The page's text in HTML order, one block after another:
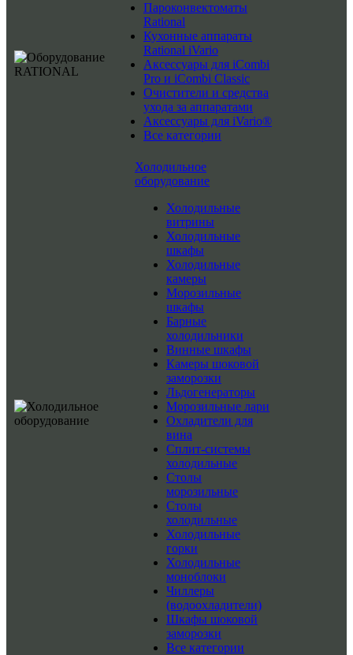
Пароконвектоматы
Rational
Кухонные аппараты
Rational iVario
Аксессуары для iCombi
Pro и iCombi Classic
Очистители и средства
ухода за аппаратами
Аксессуары для iVario®
Все категории
Холодильное
оборудование
Холодильные
витрины
Холодильные
шкафы
Холодильные
камеры
Морозильные
шкафы
Барные
холодильники
Винные шкафы
Камеры шоковой
заморозки
Льдогенераторы
Морозильные лари
Охладители для
вина
Сплит-системы
холодильные
Столы
морозильные
Столы
холодильные
Холодильные
горки
Холодильные
моноблоки
Чиллеры
(водоохладители)
Шкафы шоковой
заморозки
Все категории